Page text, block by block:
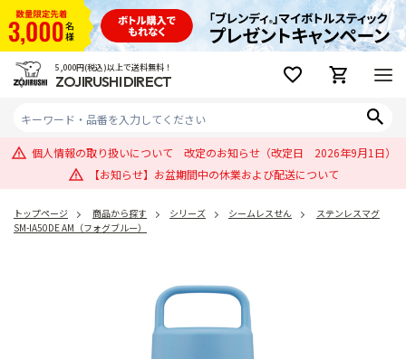
5,000円(税込)以上で送料無料！
ZOJIRUSHI DIRECT
個人情報の取り扱いについて 改定のお知らせ（改定日 2026年9月1日）
【お知らせ】お盆期間中の休業および配送について
トップページ 商品から探す シリーズ シームレスせん
ステンレスマグ
SM-IA50DE AM（フォグブルー）